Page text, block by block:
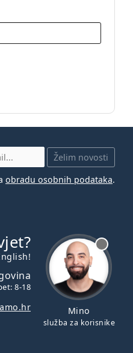
Želim novosti
obradu osobnih podataka.
Mino
služba za korisnike
8-18